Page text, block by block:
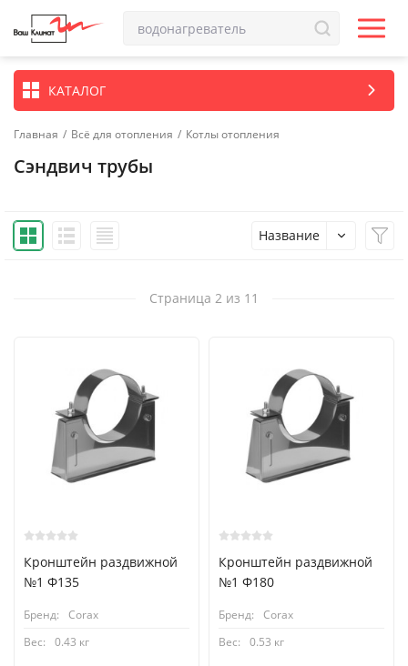
КАТАЛОГ
Главная / Всё для отопления / Котлы отопления
Сэндвич трубы
Название
Страница 2 из 11
Кронштейн раздвижной
№1 Ф135
Бренд:
Corax
Вес:
0.43 кг
Кронштейн раздвижной
№1 Ф180
Бренд:
Corax
Вес:
0.53 кг